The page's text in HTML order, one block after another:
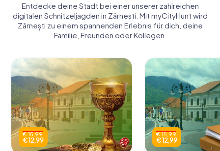
Entdecke deine Stadt bei einer unserer zahlreichen
digitalen Schnitzeljagden in Zărnești. Mit myCityHunt wird
Zărnești zu einem spannenden Erlebnis für dich, deine
Familie, Freunden oder Kollegen.
€ 15,99
€ 12,99
€ 15,99
€ 12,99